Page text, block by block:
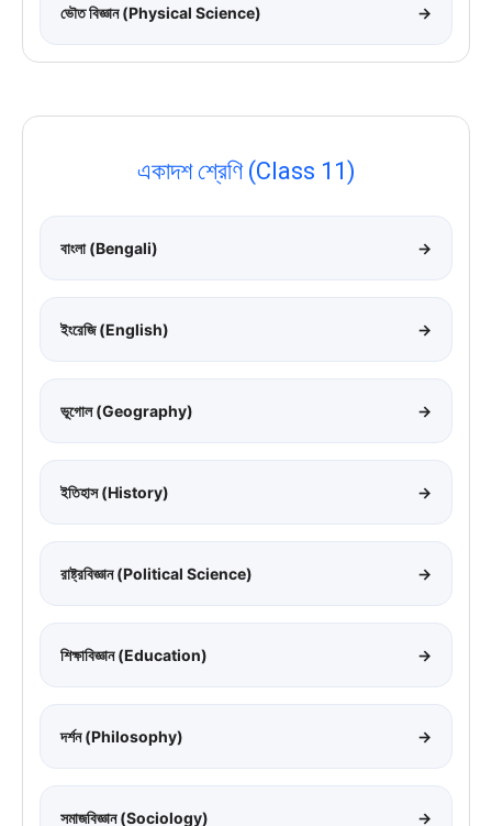
ভৌত বিজ্ঞান (Physical Science) →
একাদশ শ্রেণি (Class 11)
বাংলা (Bengali) →
ইংরেজি (English) →
ভূগোল (Geography) →
ইতিহাস (History) →
রাষ্ট্রবিজ্ঞান (Political Science) →
শিক্ষাবিজ্ঞান (Education) →
দর্শন (Philosophy) →
সমাজবিজ্ঞান (Sociology) →